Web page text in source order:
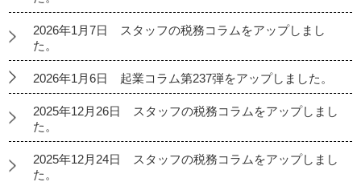
2026年1月7日 スタッフの税務コラムをアップしまし
た。
2026年1月6日 起業コラム第237弾をアップしました。
2025年12月26日 スタッフの税務コラムをアップしまし
た。
2025年12月24日 スタッフの税務コラムをアップしまし
た。